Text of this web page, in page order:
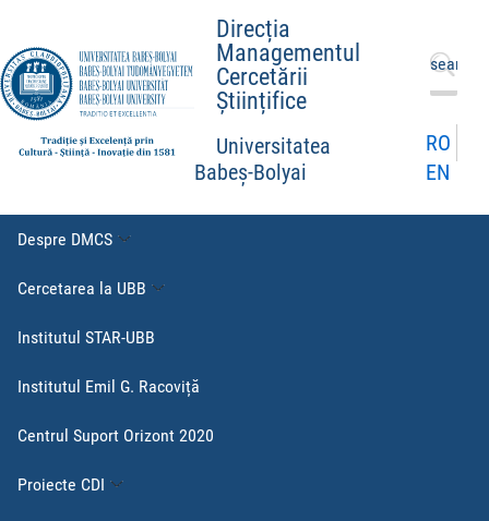
Direcția
Managementul
Cercetării
Științifice
Universitatea
Babeș-Bolyai
Caută
după:
RO
EN
Despre DMCS
Cercetarea la UBB
Institutul STAR-UBB
Institutul Emil G. Racoviță
Centrul Suport Orizont 2020
Proiecte CDI